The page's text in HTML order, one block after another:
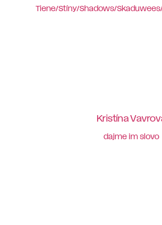
Tiene/Stíny/Shadows/
Kristína
dajme im slovo